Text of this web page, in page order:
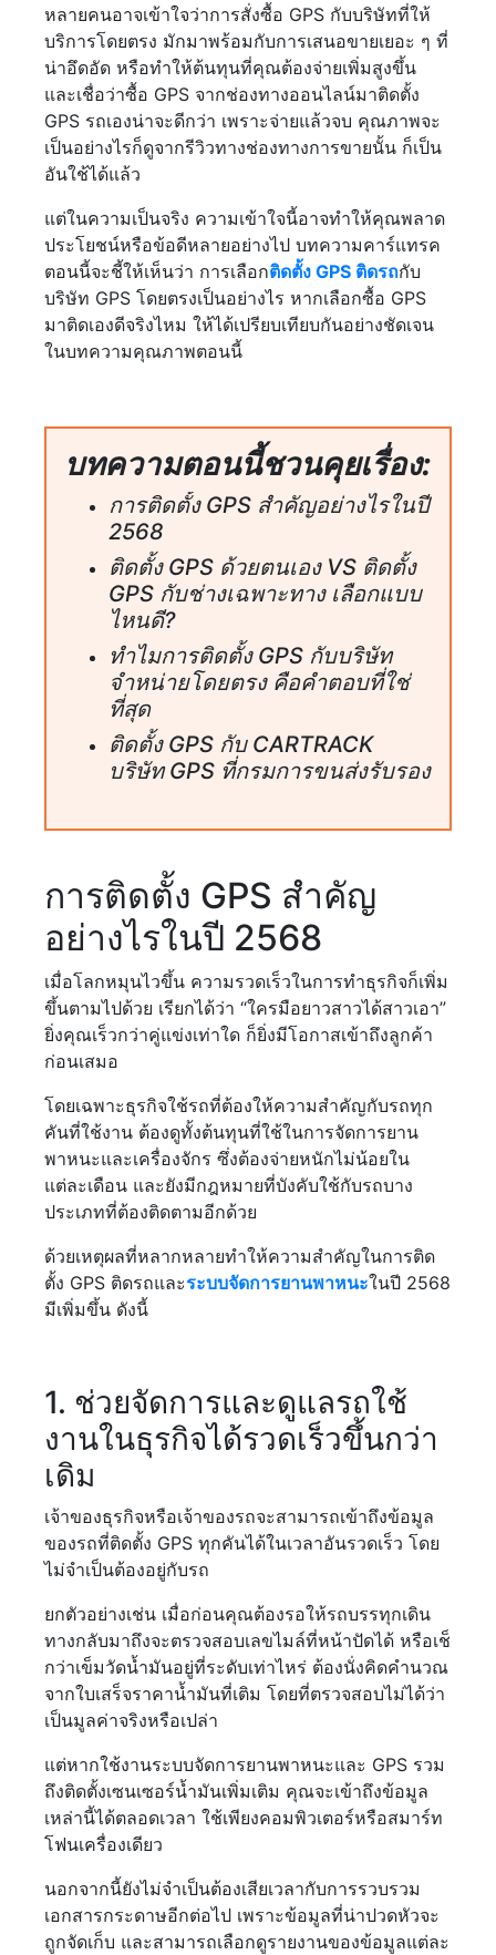
หลายคนอาจเข้าใจว่าการสั่งซื้อ GPS กับบริษัทที่ให้
บริการโดยตรง มักมาพร้อมกับการเสนอขายเยอะ ๆ ที่
น่าอึดอัด หรือทำให้ต้นทุนที่คุณต้องจ่ายเพิ่มสูงขึ้น
และเชื่อว่าซื้อ GPS จากช่องทางออนไลน์มาติดตั้ง
GPS รถเองน่าจะดีกว่า เพราะจ่ายแล้วจบ คุณภาพจะ
เป็นอย่างไรก็ดูจากรีวิวทางช่องทางการขายนั้น ก็เป็น
อันใช้ได้แล้ว
แต่ในความเป็นจริง ความเข้าใจนี้อาจทำให้คุณพลาด
ประโยชน์หรือข้อดีหลายอย่างไป บทความคาร์แทรค
ตอนนี้จะชี้ให้เห็นว่า การเลือกติดตั้ง GPS ติดรถกับ
บริษัท GPS โดยตรงเป็นอย่างไร หากเลือกซื้อ GPS
มาติดเองดีจริงไหม ให้ได้เปรียบเทียบกันอย่างชัดเจน
ในบทความคุณภาพตอนนี้
บทความตอนนี้ชวนคุยเรื่อง:
การติดตั้ง GPS สำคัญอย่างไรในปี
2568
ติดตั้ง GPS ด้วยตนเอง VS ติดตั้ง
GPS กับช่างเฉพาะทาง เลือกแบบ
ไหนดี?
ทำไมการติดตั้ง GPS กับบริษัท
จำหน่ายโดยตรง คือคำตอบที่ใช่
ที่สุด
ติดตั้ง GPS กับ CARTRACK
บริษัท GPS ที่กรมการขนส่งรับรอง
การติดตั้ง GPS สำคัญ
อย่างไรในปี 2568
เมื่อโลกหมุนไวขึ้น ความรวดเร็วในการทำธุรกิจก็เพิ่ม
ขึ้นตามไปด้วย เรียกได้ว่า “ใครมือยาวสาวได้สาวเอา”
ยิ่งคุณเร็วกว่าคู่แข่งเท่าใด ก็ยิ่งมีโอกาสเข้าถึงลูกค้า
ก่อนเสมอ
โดยเฉพาะธุรกิจใช้รถที่ต้องให้ความสำคัญกับรถทุก
คันที่ใช้งาน ต้องดูทั้งต้นทุนที่ใช้ในการจัดการยาน
พาหนะและเครื่องจักร ซึ่งต้องจ่ายหนักไม่น้อยใน
แต่ละเดือน และยังมีกฎหมายที่บังคับใช้กับรถบาง
ประเภทที่ต้องติดตามอีกด้วย
ด้วยเหตุผลที่หลากหลายทำให้ความสำคัญในการติด
ตั้ง GPS ติดรถและระบบจัดการยานพาหนะในปี 2568
มีเพิ่มขึ้น ดังนี้
1. ช่วยจัดการและดูแลรถใช้
งานในธุรกิจได้รวดเร็วขึ้นกว่า
เดิม
เจ้าของธุรกิจหรือเจ้าของรถจะสามารถเข้าถึงข้อมูล
ของรถที่ติดตั้ง GPS ทุกคันได้ในเวลาอันรวดเร็ว โดย
ไม่จำเป็นต้องอยู่กับรถ
ยกตัวอย่างเช่น เมื่อก่อนคุณต้องรอให้รถบรรทุกเดิน
ทางกลับมาถึงจะตรวจสอบเลขไมล์ที่หน้าปัดได้ หรือเช็
กว่าเข็มวัดน้ำมันอยู่ที่ระดับเท่าไหร่ ต้องนั่งคิดคำนวณ
จากใบเสร็จราคาน้ำมันที่เติม โดยที่ตรวจสอบไม่ได้ว่า
เป็นมูลค่าจริงหรือเปล่า
แต่หากใช้งานระบบจัดการยานพาหนะและ GPS รวม
ถึงติดตั้งเซนเซอร์น้ำมันเพิ่มเติม คุณจะเข้าถึงข้อมูล
เหล่านี้ได้ตลอดเวลา ใช้เพียงคอมพิวเตอร์หรือสมาร์ท
โฟนเครื่องเดียว
นอกจากนี้ยังไม่จำเป็นต้องเสียเวลากับการรวบรวม
เอกสารกระดาษอีกต่อไป เพราะข้อมูลที่น่าปวดหัวจะ
ถูกจัดเก็บ และสามารถเลือกดูรายงานของข้อมูลแต่ละ